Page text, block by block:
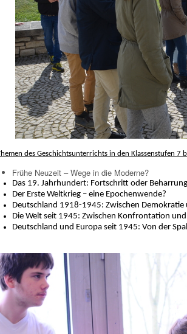
des Geschichtsunterrichts in den Klassenstufen 7
Frühe Neuzeit – Wege in die Moderne?
Das 19. Jahrhundert: Fortschritt oder
Der Erste Weltkrieg – eine Epochenwende?
Deutschland 1918-1945: Zwischen
Die Welt seit 1945: Zwischen Konfrontation
Deutschland und Europa seit 1945: Von der